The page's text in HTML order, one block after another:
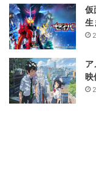
仮
生
ア
映